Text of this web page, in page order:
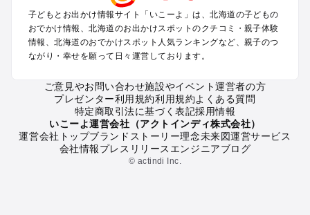
帯広・十勝・サホロ・狩勝高原のプールお出かけ
千歳・石狩・空知・美唄のプールお出かけ
小樽・積丹・キロロのプールお出かけ
富良野・美瑛・トマム・占冠のプールお出かけ
知床・ウトロ・羅臼・網走・北見のプールお出かけ
釧路・阿寒・屈斜路・川湯・根室のプールお出かけ
えりも・日高・新冠のプールお出かけ
稚内・宗谷岬・留萌のプールお出かけ
離島（利尻・礼文・天売・焼尻）のプールお出かけ
子どもとお出かけ情報サイト「いこーよ」は、北海道の子どもの
おでかけ情報、北海道のお出かけスポットのクチコミ・親子体験
情報、北海道のおでかけスポット人気ランキングなど、親子のつ
ながり・幸せを願って日々運営しております。
ご意見やお問い合わせ施設やイベント運営者の方
プレゼンター利用規約利用規約よくある質問
特定商取引法に基づく表記採用情報
いこーよ運営会社（アクトインディ株式会社）
運営会社トップブランドストーリー理念未来図運営サービス
会社情報プレスリリース エンジニアブログ
© actindi Inc.